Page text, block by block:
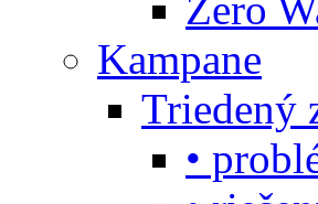
Kampane
Triedený
•